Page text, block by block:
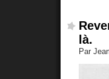
là.
Par